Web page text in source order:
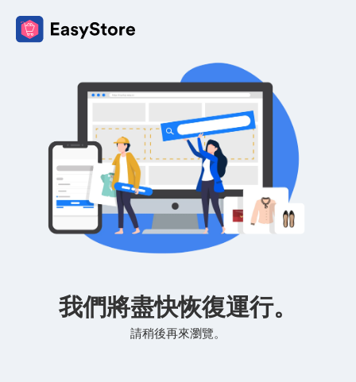
我們將盡快恢復運行。
請稍後再來瀏覽。